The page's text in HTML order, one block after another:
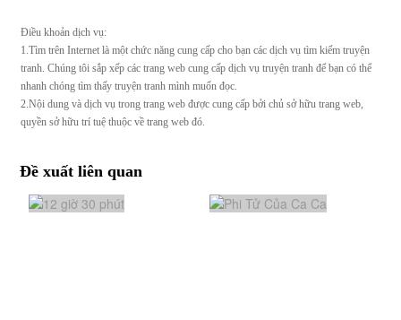
Điều khoản dịch vụ:
1.Tìm trên Internet là một chức năng cung cấp cho bạn các dịch vụ tìm kiếm truyện
tranh. Chúng tôi sắp xếp các trang web cung cấp dịch vụ truyện tranh để bạn có thể
nhanh chóng tìm thấy truyện tranh mình muốn đọc.
2.Nội dung và dịch vụ trong trang web được cung cấp bởi chủ sở hữu trang web,
quyền sở hữu trí tuệ thuộc về trang web đó.
Đề xuất liên quan